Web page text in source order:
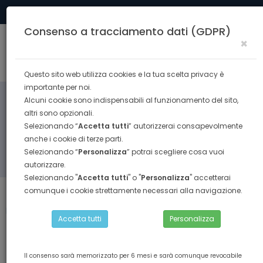
ABILITAZIONE PROFESSIONALE
promotur - tecnico per la promozione di prodotti e servizi
Torna indietro
Consenso a tracciamento dati (GDPR)
×
Questo sito web utilizza cookies e la tua scelta privacy è
importante per noi.
Alcuni cookie sono indispensabili al funzionamento del sito,
altri sono opzionali.
Selezionando “Accetta tutti” autorizzerai consapevolmente
anche i cookie di terze parti.
Selezionando “Personalizza” potrai scegliere cosa vuoi
autorizzare.
Selezionando "Accetta tutti" o "Personalizza" accetterai
comunque i cookie strettamente necessari alla navigazione.
Accetta tutti Personalizza
Il consenso sarà memorizzato per 6 mesi e sarà comunque revocabile